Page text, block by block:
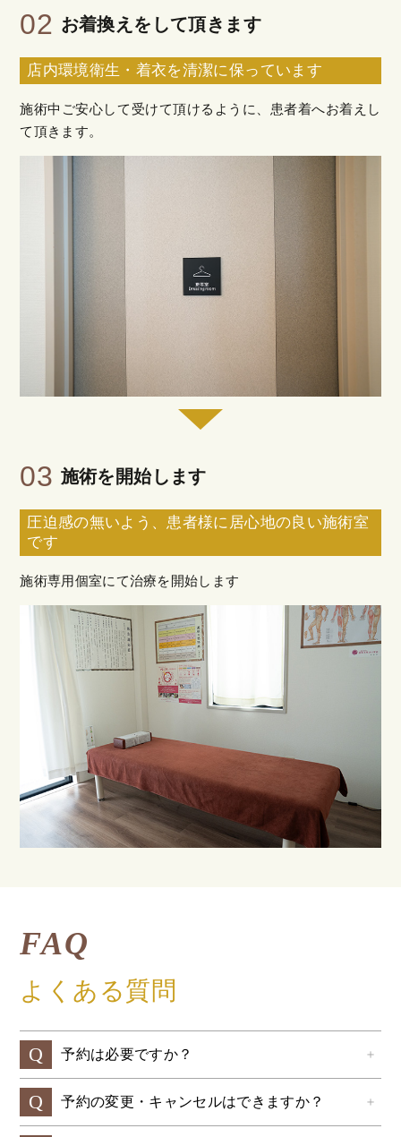
02 お着換えをして頂きます
店内環境衛生・着衣を清潔に保っています
施術中ご安心して受けて頂けるように、患者着へお着えし
て頂きます。
03 施術を開始します
圧迫感の無いよう、患者様に居心地の良い施術室
です
施術専用個室にて治療を開始します
FAQ
よくある質問
Q 予約は必要ですか？ ＋
Q 予約の変更・キャンセルはできますか？ ＋